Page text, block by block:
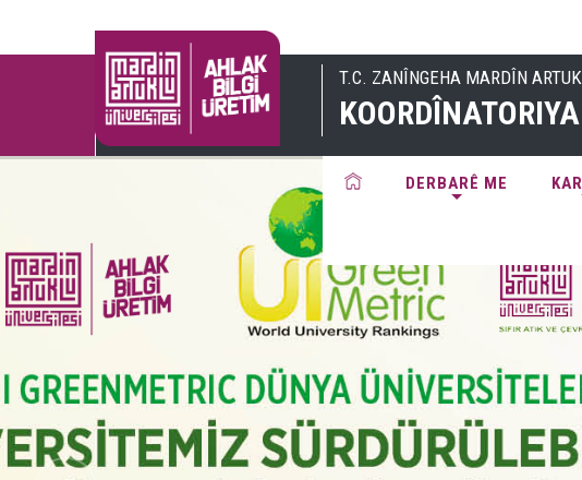
T.C. ZANÎNGEHA MARDÎN
DERBARÊ ME